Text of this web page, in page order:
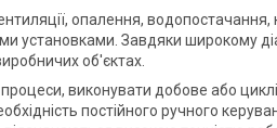
опалення,
установками. Завдяки широкому
об'єктах.
виконувати добове або
постійного ручного